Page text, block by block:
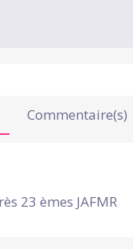
Commentaire(s)
23 èmes JAFMR